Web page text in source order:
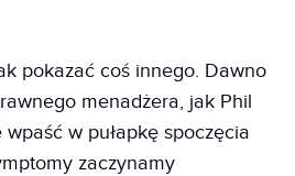
pokazać coś innego. Dawno
menadżera, jak Phil
w pułapkę spoczęcia
zaczynamy